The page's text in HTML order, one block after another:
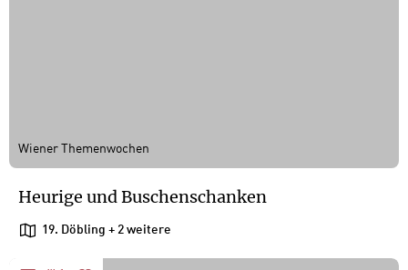
Wiener Themenwochen
Heurige und Buschenschanken
19. Döbling + 2 weitere